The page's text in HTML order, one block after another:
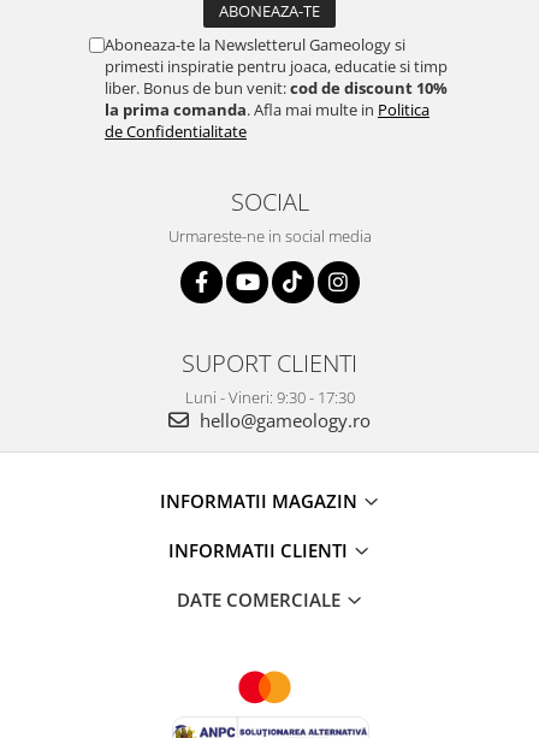
Aboneaza-te la Newsletterul Gameology si
primesti inspiratie pentru joaca, educatie si timp
liber. Bonus de bun venit:cod de discount 10%
la prima comanda. Afla mai multe in Politica
de Confidentialitate
SOCIAL
Urmareste-ne in social media
SUPORT CLIENTI
Luni - Vineri: 9:30 - 17:30
hello@gameology.ro
INFORMATII MAGAZIN
INFORMATII CLIENTI
DATE COMERCIALE